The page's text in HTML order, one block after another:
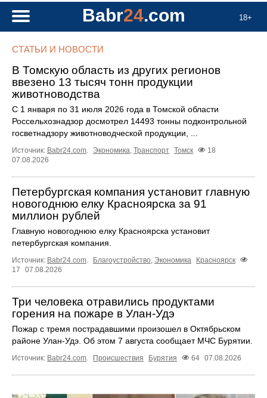
18+
Babr24.com
СТАТЬИ И НОВОСТИ
В Томскую область из других регионов
ввезено 13 тысяч тонн продукции
животноводства
С 1 января по 31 июля 2026 года в Томской области
Россельхознадзор досмотрел 14493 тонны подконтрольной
госветнадзору животноводческой продукции, ...
Источник: Babr24.com. Экономика, Транспорт Томск
18
07.08.2026
Петербургская компания установит главную
новогоднюю елку Красноярска за 91
миллион рублей
Главную новогоднюю елку Красноярска установит
петербургская компания.
Источник: Babr24.com. Благоустройство, Экономика
Красноярск
17
07.08.2026
Три человека отравились продуктами
горения на пожаре в Улан-Удэ
Пожар с тремя пострадавшими произошел в Октябрьском
районе Улан-Удэ. Об этом 7 августа сообщает МЧС Бурятии.
Источник: Babr24.com. Происшествия Бурятия 64 07.08.2026